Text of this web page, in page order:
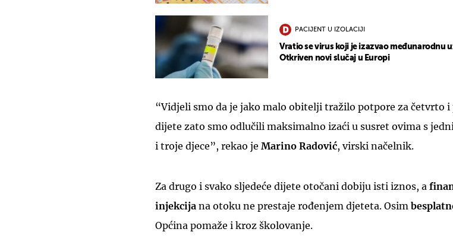
PACIJENT U IZOLACIJI
Vratio se virus koji je izazvao međunarodnu
Otkriven novi slučaj u Europi
“Vidjeli smo da je jako malo obitelji tražilo potpore za četvrto i
dijete zato smo odlučili maksimalno izaći u susret ovima s
i troje djece”, rekao je Marino Radović, virski načelnik.
Za drugo i svako sljedeće dijete otočani dobiju isti iznos, a
injekcija na otoku ne prestaje rođenjem djeteta. Osim
Općina pomaže i kroz školovanje.